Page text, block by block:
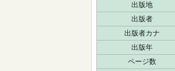
出版地
出版者
出版者カナ
出版年
ページ数